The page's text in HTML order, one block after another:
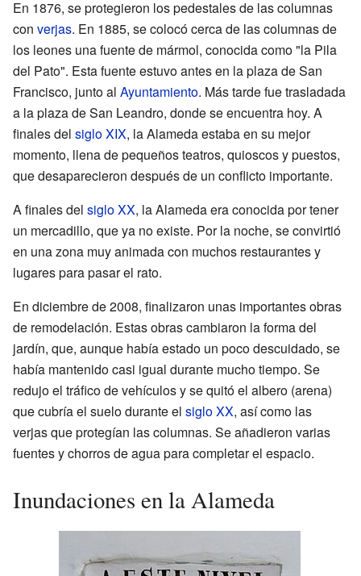
En 1876, se protegieron los pedestales de las columnas
con verjas. En 1885, se colocó cerca de las columnas de
los leones una fuente de mármol, conocida como "la Pila
del Pato". Esta fuente estuvo antes en la plaza de San
Francisco, junto al Ayuntamiento. Más tarde fue trasladada
a la plaza de San Leandro, donde se encuentra hoy. A
finales del siglo XIX, la Alameda estaba en su mejor
momento, llena de pequeños teatros, quioscos y puestos,
que desaparecieron después de un conflicto importante.
A finales del siglo XX, la Alameda era conocida por tener
un mercadillo, que ya no existe. Por la noche, se convirtió
en una zona muy animada con muchos restaurantes y
lugares para pasar el rato.
En diciembre de 2008, finalizaron unas importantes obras
de remodelación. Estas obras cambiaron la forma del
jardín, que, aunque había estado un poco descuidado, se
había mantenido casi igual durante mucho tiempo. Se
redujo el tráfico de vehículos y se quitó el albero (arena)
que cubría el suelo durante el siglo XX, así como las
verjas que protegían las columnas. Se añadieron varias
fuentes y chorros de agua para completar el espacio.
Inundaciones en la Alameda